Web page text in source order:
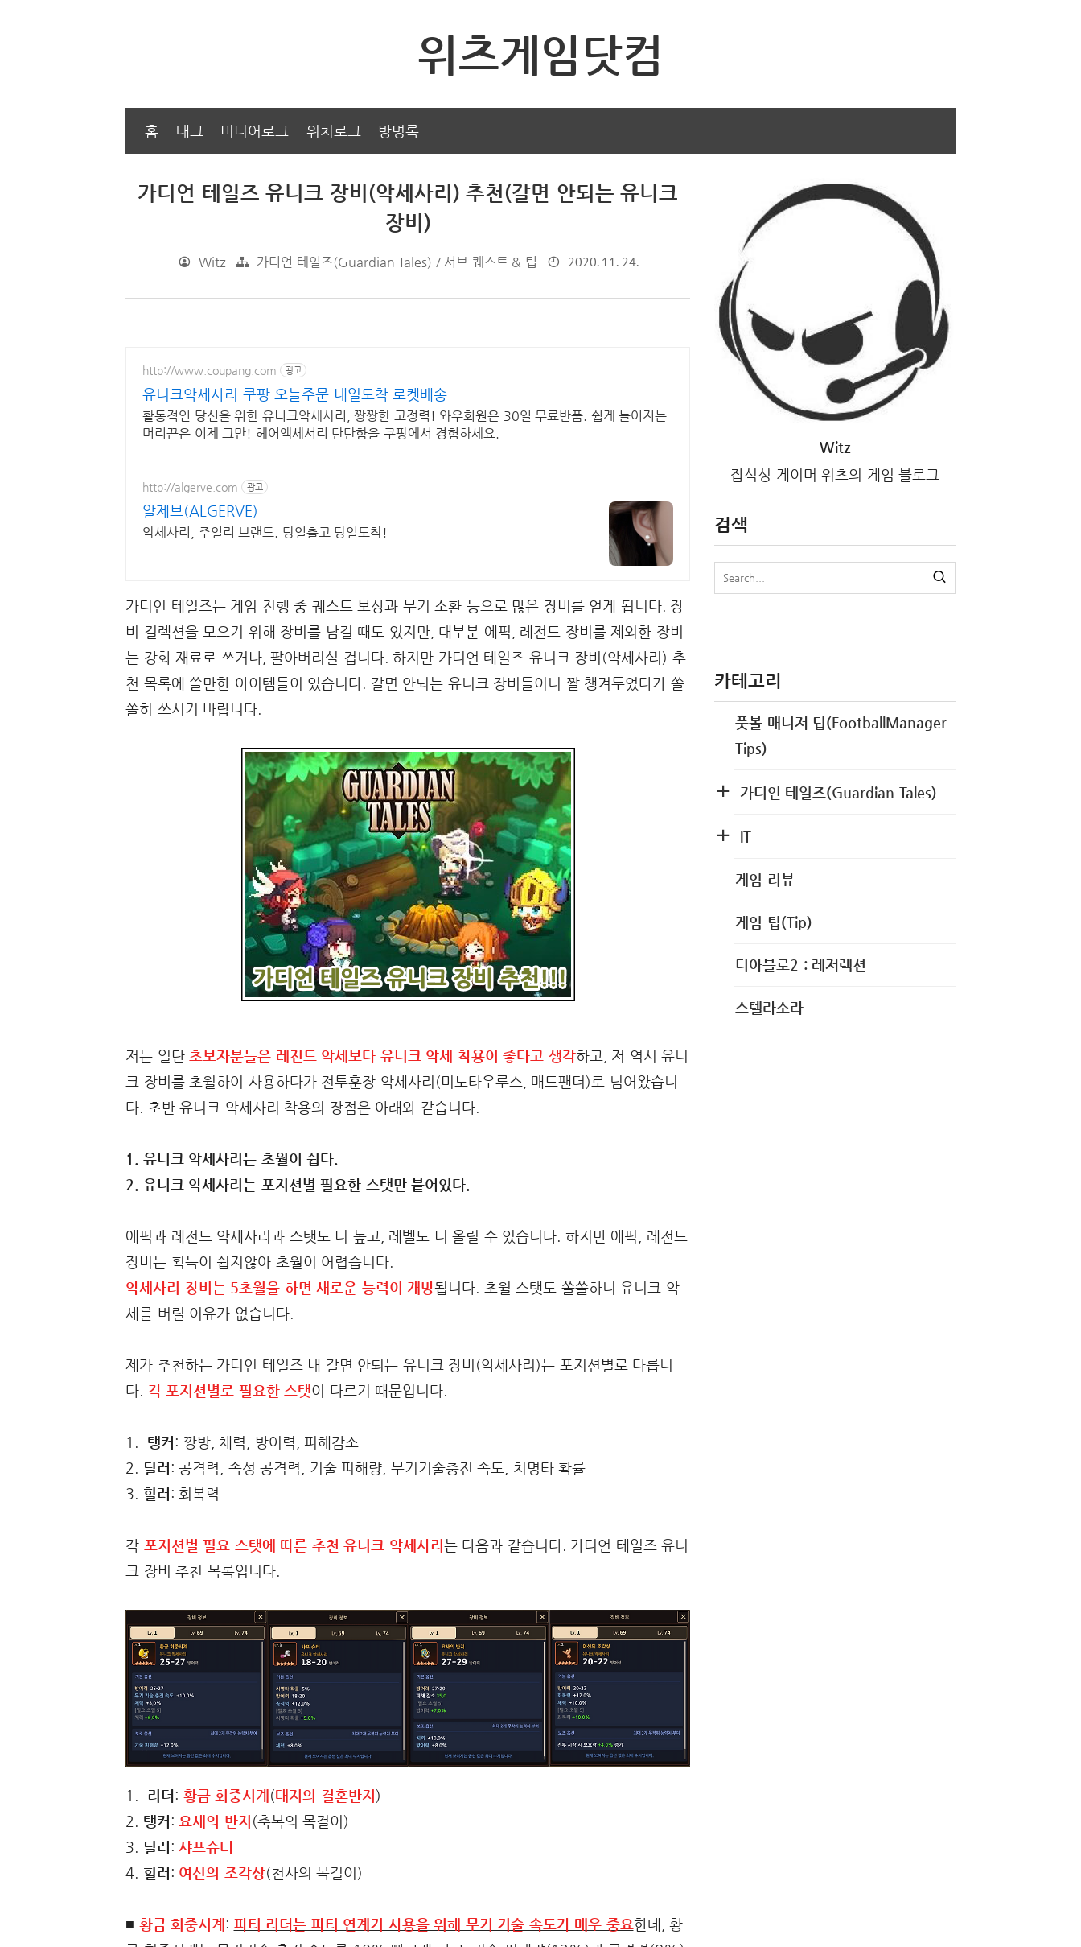
위츠게임닷컴
홈 태그 미디어로그 위치로그 방명록
가디언 테일즈 유니크 장비(악세사리) 추천(갈면 안되는 유니크
장비)
Witz 가디언 테일즈(Guardian Tales) / 서브 퀘스트 & 팁 2020. 11. 24.
http://www.coupang.com 광고
유니크악세사리 쿠팡 오늘주문 내일도착 로켓배송
활동적인 당신을 위한 유니크악세사리, 짱짱한 고정력! 와우회원은 30일 무료반품. 쉽게 늘어지는
머리끈은 이제 그만! 헤어액세서리 탄탄함을 쿠팡에서 경험하세요.
http://algerve.com 광고
알제브(ALGERVE)
악세사리, 주얼리 브랜드. 당일출고 당일도착!
가디언 테일즈는 게임 진행 중 퀘스트 보상과 무기 소환 등으로 많은 장비를 얻게 됩니다. 장
비 컬렉션을 모으기 위해 장비를 남길 때도 있지만, 대부분 에픽, 레전드 장비를 제외한 장비
는 강화 재료로 쓰거나, 팔아버리실 겁니다. 하지만 가디언 테일즈 유니크 장비(악세사리) 추
천 목록에 쓸만한 아이템들이 있습니다. 갈면 안되는 유니크 장비들이니 짤 챙겨두었다가 쏠
쏠히 쓰시기 바랍니다.
저는 일단 초보자분들은 레전드 악세보다 유니크 악세 착용이 좋다고 생각하고, 저 역시 유니
크 장비를 초월하여 사용하다가 전투훈장 악세사리(미노타우루스, 매드팬더)로 넘어왔습니
다. 초반 유니크 악세사리 착용의 장점은 아래와 같습니다.
1. 유니크 악세사리는 초월이 쉽다.
2. 유니크 악세사리는 포지션별 필요한 스탯만 붙어있다.
에픽과 레전드 악세사리과 스탯도 더 높고, 레벨도 더 올릴 수 있습니다. 하지만 에픽, 레전드
장비는 획득이 쉽지않아 초월이 어렵습니다.
악세사리 장비는 5초월을 하면 새로운 능력이 개방됩니다. 초월 스탯도 쏠쏠하니 유니크 악
세를 버릴 이유가 없습니다.
제가 추천하는 가디언 테일즈 내 갈면 안되는 유니크 장비(악세사리)는 포지션별로 다릅니
다. 각 포지션별로 필요한 스탯이 다르기 때문입니다.
1. 탱커 : 깡방, 체력, 방어력, 피해감소
2.
딜러 : 공격력, 속성 공격력, 기술 피해량, 무기기술충전 속도, 치명타 확률
3. 힐러 : 회복력
각 포지션별 필요 스탯에 따른 추천 유니크 악세사리 는 다음과 같습니다. 가디언 테일즈 유니
크 장비 추천 목록입니다.
1. 리더 : 황금 회중시계 (대지의 결혼반지 )
2. 탱커 : 요새의 반지 (축복의 목걸이)
3.
딜러 : 샤프슈터
4. 힐러 : 여신의 조각상(천사의 목걸이)
■ 황금 회중시계 : 파티 리더는 파티 연계기 사용을 위해 무기 기술 속도가 매우 중요한데, 황
Witz
잡식성 게이머 위츠의 게임 블로그
검색
카테고리
풋볼 매니저 팁(FootballManager
Tips)
가디언 테일즈(Guardian Tales)
IT
게임 리뷰
게임 팁(Tip)
디아블로2 : 레저렉션
스텔라소라